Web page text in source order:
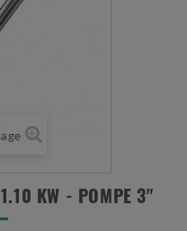
KW - POMPE 3"